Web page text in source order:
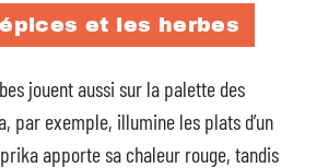
et les herbes
jouent aussi sur la palette des
par exemple, illumine les plats d’un
apporte sa chaleur rouge, tandis